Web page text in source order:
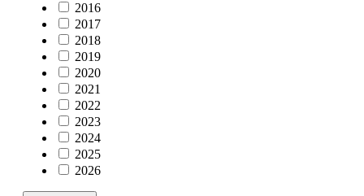
2016
2017
2018
2019
2020
2021
2022
2023
2024
2025
2026